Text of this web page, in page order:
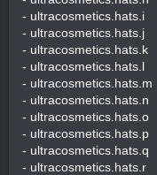
- ultracosmetics.hats.i
- ultracosmetics.hats.j
- ultracosmetics.hats.k
- ultracosmetics.hats.l
- ultracosmetics.hats.m
- ultracosmetics.hats.n
- ultracosmetics.hats.o
- ultracosmetics.hats.p
- ultracosmetics.hats.q
- ultracosmetics.hats.r